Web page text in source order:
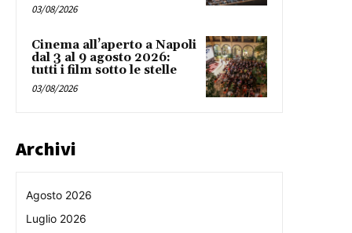
03/08/2026
Cinema all’aperto a Napoli
dal 3 al 9 agosto 2026:
tutti i film sotto le stelle
03/08/2026
Archivi
Agosto 2026
Luglio 2026